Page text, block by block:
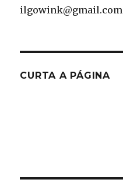
ilgowink@gmail.com
CURTA A PÁGINA